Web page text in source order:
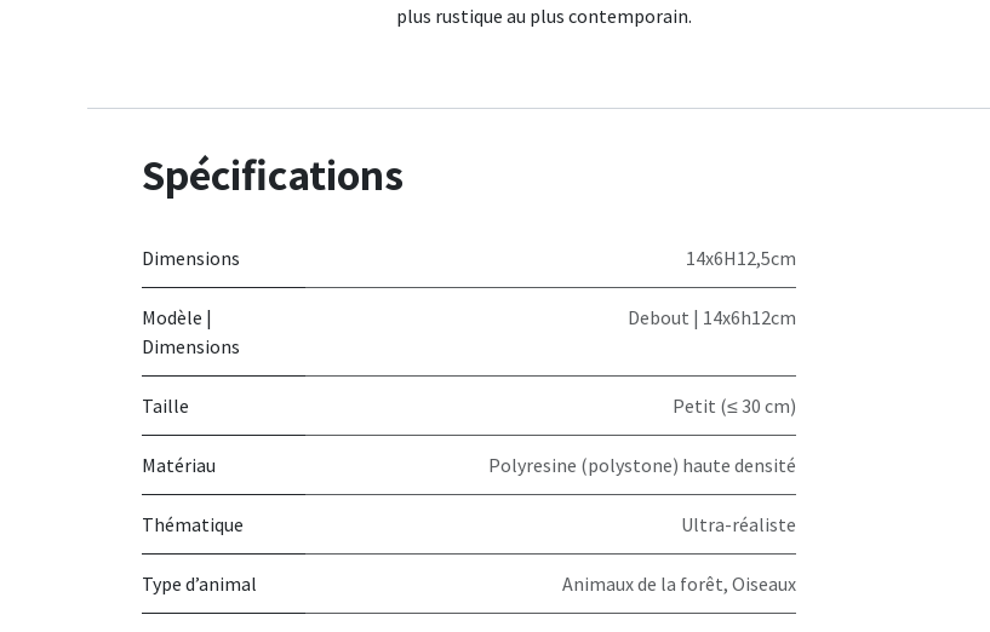
plus rustique au plus contemporain.
Spécifications
Dimensions 14x6H12,5cm
Modèle |
Dimensions
Debout | 14x6h12cm
Taille Petit (≤ 30 cm)
Matériau Polyresine (polystone) haute densité
Thématique Ultra-réaliste
Type d’animal Animaux de la forêt, Oiseaux